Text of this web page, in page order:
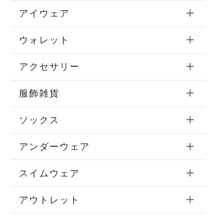
アイウェア
ウォレット
アクセサリー
服飾雑貨
ソックス
アンダーウェア
スイムウェア
アウトレット